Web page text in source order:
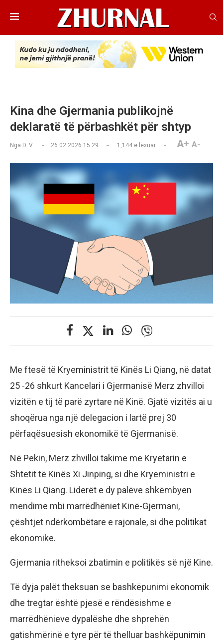
Kina dhe Gjermania publikojnë
deklaratë të përbashkët për shtyp
Nga D. V. 26.02.2026 15:29 1,144 e lexuar A+ A-
Me ftesë të Kryeministrit të Kinës Li Qiang, në datat
25 -26 shkurt Kancelari i Gjermanisë Merz zhvilloi
vizitën e tij të parë zyrtare në Kinë. Gjatë vizitës ai u
shoqërua nga një delegacion i lartë prej 30
përfaqësuesish ekonomikë të Gjermanisë.
Në Pekin, Merz zhvilloi takime me Kryetarin e
Shtetit të Kinës Xi Jinping, si dhe Kryeministri e
Kinës Li Qiang. Liderët e dy palëve shkëmbyen
mendime mbi marrëdhëniet Kinë-Gjermani,
çështjet ndërkombëtare e rajonale, si dhe politikat
ekonomike.
Gjermania ritheksoi zbatimin e politikës së një Kine.
Të dyja palët theksuan se bashkëpunimi ekonomik
dhe tregtar është pjesë e rëndësishme e
marrëdhënieve dypalëshe dhe shprehën
gatishmërinë e tyre për të thelluar bashkëpunimin